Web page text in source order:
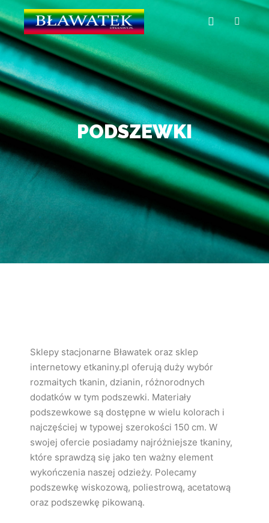
PODSZEWKI
Sklepy stacjonarne Bławatek oraz sklep
internetowy etkaniny.pl oferują duży wybór
rozmaitych tkanin, dzianin, różnorodnych
dodatków w tym podszewki. Materiały
podszewkowe są dostępne w wielu kolorach i
najczęściej w typowej szerokości 150 cm. W
swojej ofercie posiadamy najróżniejsze tkaniny,
które sprawdzą się jako ten ważny element
wykończenia naszej odzieży. Polecamy
podszewkę wiskozową, poliestrową, acetatową
oraz podszewkę pikowaną.